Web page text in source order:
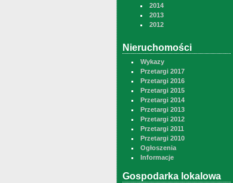
2014
2013
2012
Nieruchomości
Wykazy
Przetargi 2017
Przetargi 2016
Przetargi 2015
Przetargi 2014
Przetargi 2013
Przetargi 2012
Przetargi 2011
Przetargi 2010
Ogłoszenia
Informacje
Gospodarka lokalowa